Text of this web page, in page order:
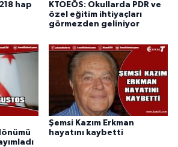
hap
KTOEÖS: Okullarda PDR ve
özel eğitim ihtiyaçları
görmezden geliniyor
Şemsi Kazım Erkman
hayatını kaybetti